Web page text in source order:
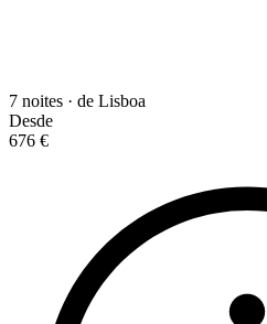
7 noites · de Lisboa
Desde
676 €